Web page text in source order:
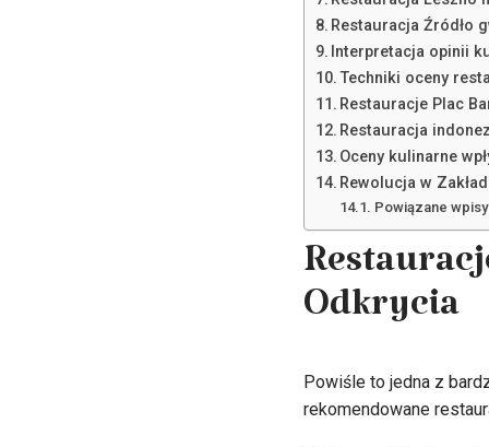
Restauracja Źródło
Interpretacja opinii
Techniki oceny
Restauracje Plac
Restauracja
Oceny kulinarne
Rewolucja w
Powiązane
Odkrycia
Powiśle to jedna z
rekomendowane